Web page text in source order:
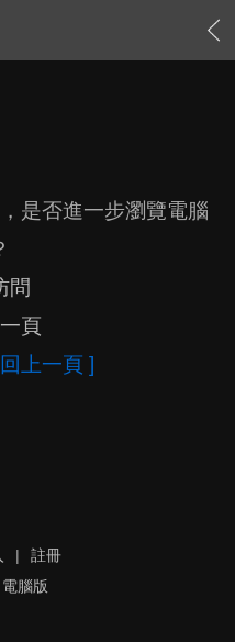
是否進一步瀏覽電腦
問
頁
上一頁 ]
|
註冊
電腦版